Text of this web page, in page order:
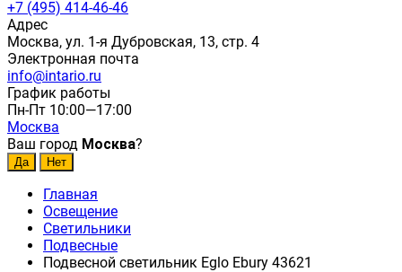
+7 (495) 414-46-46
Адрес
Москва, ул. 1-я Дубровская, 13, стр. 4
Электронная почта
info@intario.ru
График работы
Пн-Пт 10:00—17:00
Москва
Ваш город Москва?
Главная
Освещение
Светильники
Подвесные
Подвесной светильник Eglo Ebury 43621